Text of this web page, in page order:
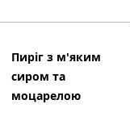
Пиріг з м'яким
сиром та
моцарелою